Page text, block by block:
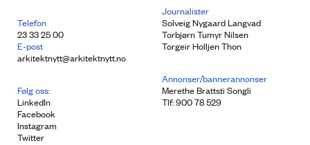
Telefon
23 33 25 00
E-post
arkitektnytt@arkitektnytt.no
Følg oss:
LinkedIn
Facebook
Instagram
Twitter
Journalister
Solveig Nygaard Langvad
Torbjørn Tumyr Nilsen
Torgeir Holljen Thon
Annonser/bannerannonser
Merethe Brattsti Songli
Tlf: 900 78 529